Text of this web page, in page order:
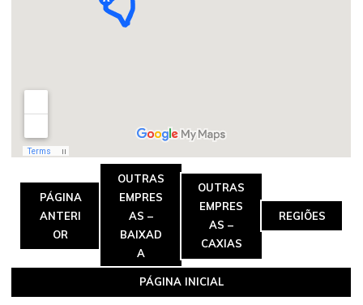
PÁGINA
ANTERI
OR
OUTRAS
EMPRES
AS –
BAIXAD
A
OUTRAS
EMPRES
AS –
CAXIAS
REGIÕES
PÁGINA INICIAL